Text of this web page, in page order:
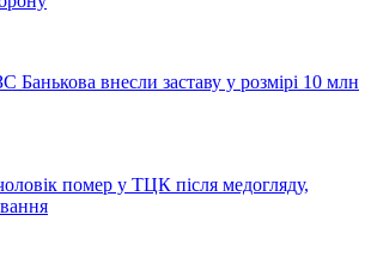
Банькова внесли заставу у розмірі 10 млн
помер у ТЦК після медогляду,